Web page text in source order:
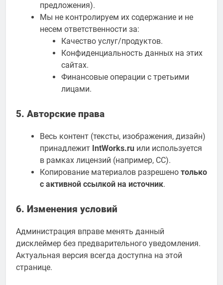
предложения).
Мы не контролируем их содержание и не
несем ответственности за:
Качество услуг/продуктов.
Конфиденциальность данных на этих
сайтах.
Финансовые операции с третьими
лицами.
5. Авторские права
Весь контент (тексты, изображения, дизайн)
принадлежит IntWorks.ru или используется
в рамках лицензий (например, CC).
Копирование материалов разрешено только
с активной ссылкой на источник.
6. Изменения условий
Администрация вправе менять данный
дисклеймер без предварительного уведомления.
Актуальная версия всегда доступна на этой
странице.